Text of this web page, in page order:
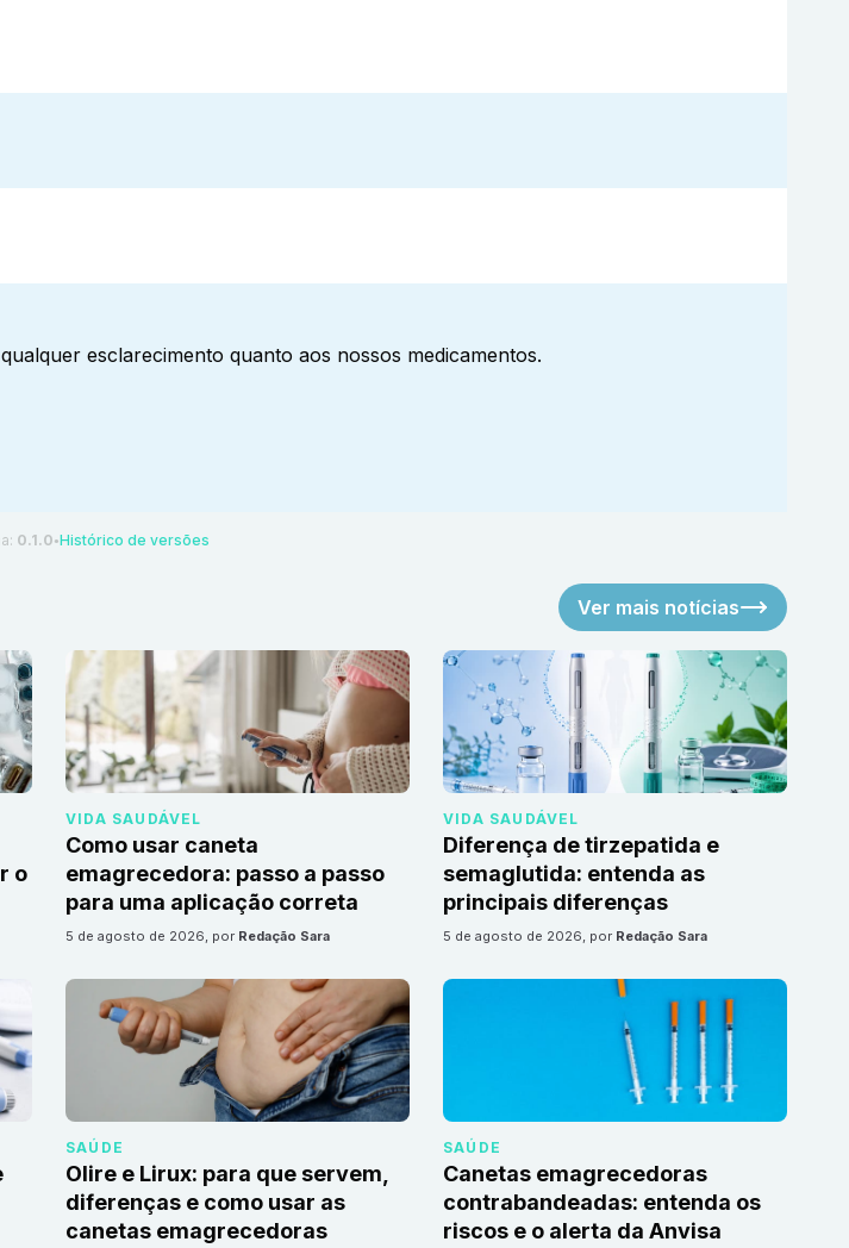
esclarecimento quanto aos nossos medicamentos.
0.1.0 ●Histórico de versões
Ver mais notícias
o
VIDA SAUDÁVEL
Como usar caneta
emagrecedora: passo a passo
para uma aplicação correta
5 de agosto de 2026, por Redação Sara
VIDA SAUDÁVEL
Diferença de tirzepatida e
semaglutida: entenda as
principais diferenças
5 de agosto de 2026, por Redação Sara
SAÚDE
Olire e Lirux: para que servem,
diferenças e como usar as
canetas emagrecedoras
SAÚDE
Canetas emagrecedoras
contrabandeadas: entenda os
riscos e o alerta da Anvisa